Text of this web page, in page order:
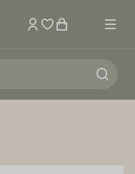
Mon compte